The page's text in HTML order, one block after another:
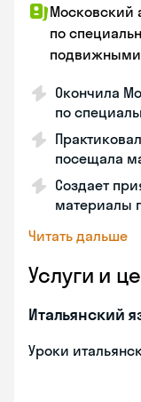
Московский
по
подвижными
Окончила
по
посещала
Создает
материалы
Читать дальше
Услуги и
Итальянский
Уроки